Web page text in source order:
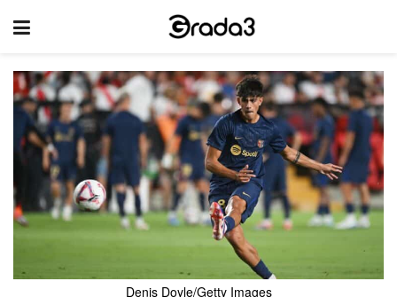
Denis Doyle/Getty Images